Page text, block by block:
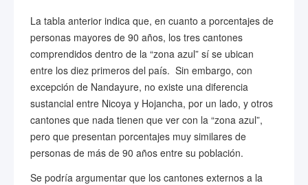
La tabla anterior indica que, en cuanto a porcentajes de
personas mayores de 90 años, los tres cantones
comprendidos dentro de la “zona azul” sí se ubican
entre los diez primeros del país. Sin embargo, con
excepción de Nandayure, no existe una diferencia
sustancial entre Nicoya y Hojancha, por un lado, y otros
cantones que nada tienen que ver con la “zona azul”,
pero que presentan porcentajes muy similares de
personas de más de 90 años entre su población.
Se podría argumentar que los cantones externos a la